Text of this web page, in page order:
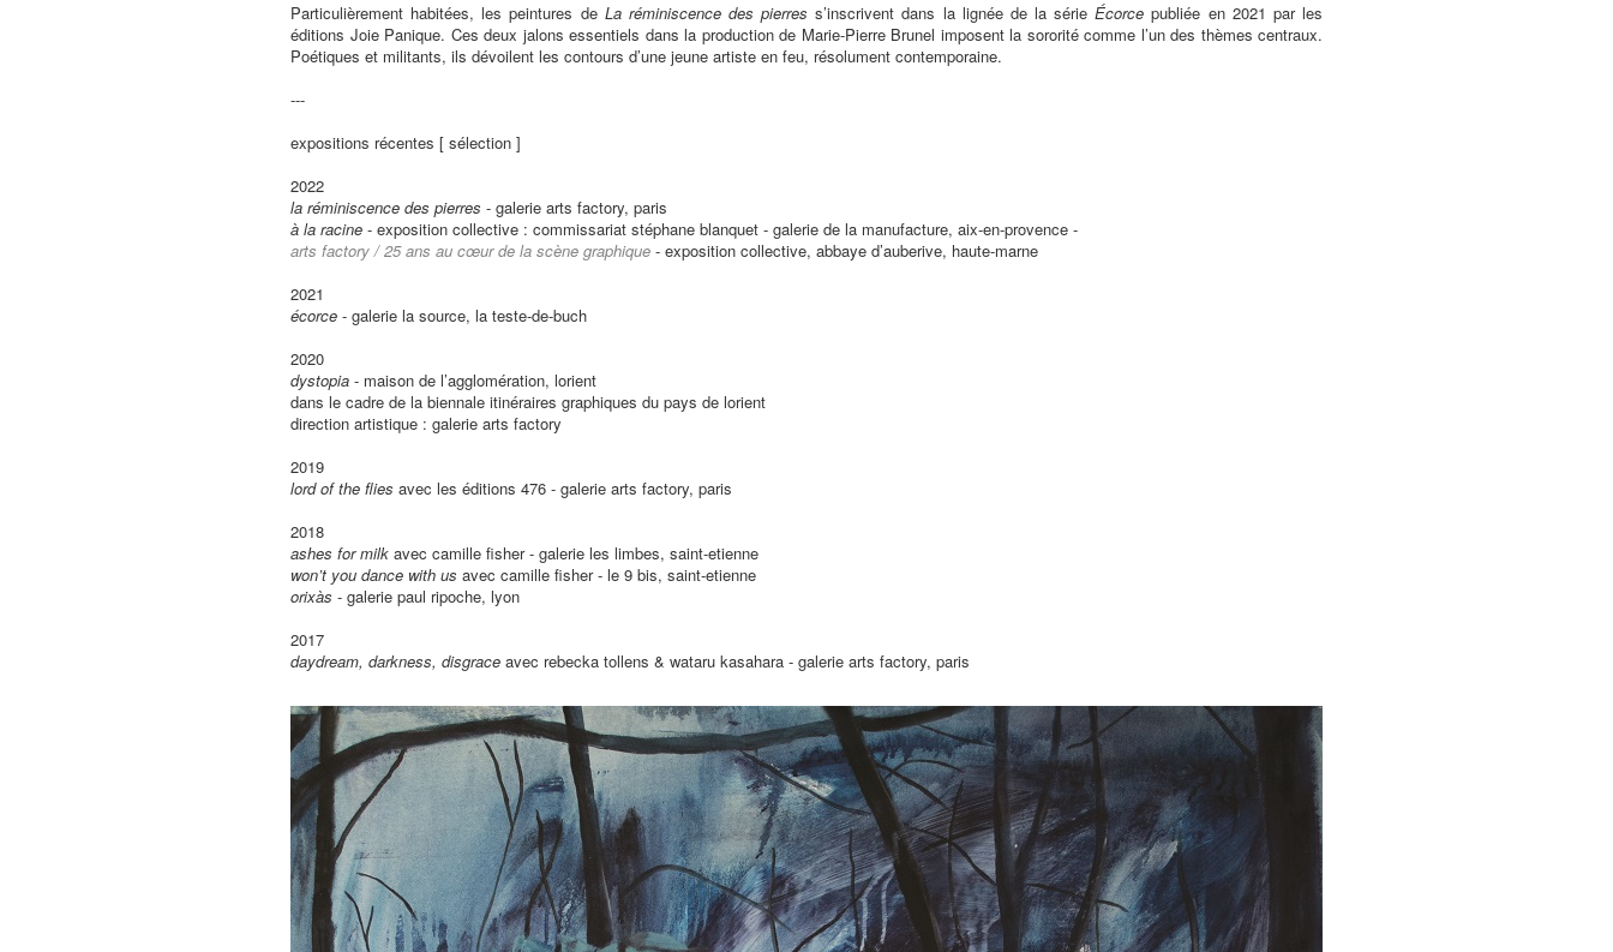
Particulièrement habitées, les peintures de La réminiscence des pierres s’inscrivent dans la lignée de la sérieÉcorce publiée en 2021 par les
éditions Joie Panique. Ces deux jalons essentiels dans la production de Marie-Pierre Brunel imposent la sororité comme l’un des thèmes centraux.
Poétiques et militants, ils dévoilent les contours d’une jeune artiste en feu, résolument contemporaine.
---
expositions récentes [ sélection ]
2022
la réminiscence des pierres - galerie arts factory, paris
à la racine - exposition collective : commissariat stéphane blanquet - galerie de la manufacture, aix-en-provence -
arts factory / 25 ans au cœur de la scène graphique - exposition collective, abbaye d’auberive, haute-marne
2021
écorce - galerie la source, la teste-de-buch
2020
dystopia - maison de l’agglomération, lorient
dans le cadre de la biennale itinéraires graphiques du pays de lorient
direction artistique : galerie arts factory
2019
lord of the flies avec les éditions 476 - galerie arts factory, paris
2018
ashes for milk avec camille fisher - galerie les limbes, saint-etienne
won’t you dance with us avec camille fisher - le 9 bis, saint-etienne
orixàs - galerie paul ripoche, lyon
2017
daydream, darkness, disgrace avec rebecka tollens & wataru kasahara - galerie arts factory, paris